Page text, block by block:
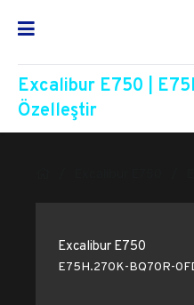
Excalibur E750 |
Özelleştir
Excalibur E750
E75H.270K-BQ70R-